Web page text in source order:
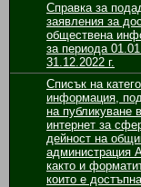
Справка за
заявления за
обществена
за периода
31.12.2022 г.
Списък на
информация,
на публикуване в
интернет за
дейност на
администрация
както и
които е достъпна